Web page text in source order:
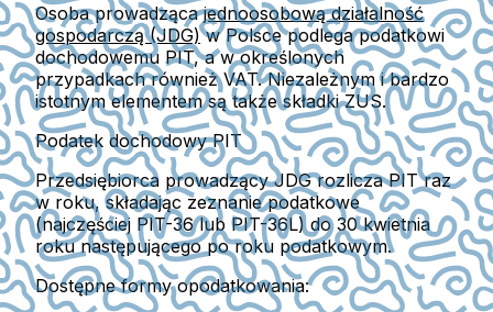
Osoba prowadzącajednoosobową działalność
gospodarczą (JDG)w Polsce podlegapodatkowi
dochodowemu PIT, a w określonych
przypadkach równieżVAT. Niezależnym i bardzo
istotnym elementem są takżeskładki ZUS.
Podatek dochodowy PIT
Przedsiębiorca prowadzący JDG rozliczaPIT raz
w roku, składając zeznanie podatkowe
(najczęściej PIT-36 lub PIT-36L) do30 kwietnia
roku następującego po roku podatkowym.
Dostępne formy opodatkowania: